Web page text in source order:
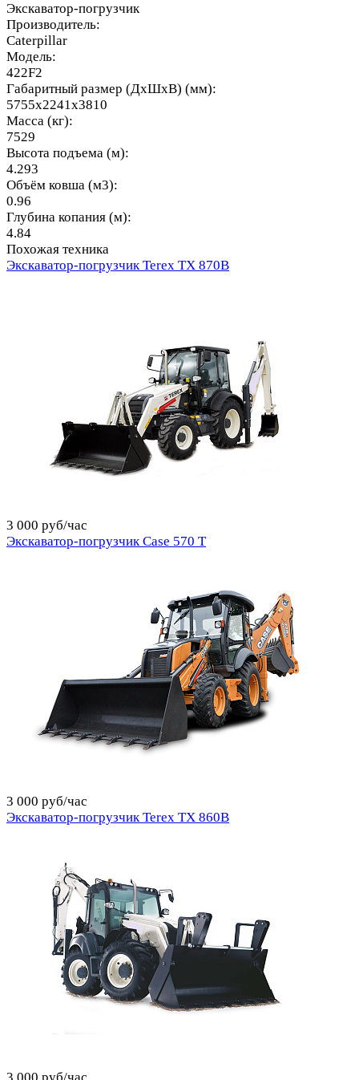
Экскаватор-погрузчик
Производитель:
Caterpillar
Модель:
422F2
Габаритный размер (ДхШхВ) (мм):
5755x2241x3810
Масса (кг):
7529
Высота подъема (м):
4.293
Объём ковша (м3):
0.96
Глубина копания (м):
4.84
Похожая техника
Экскаватор-погрузчик Terex TX 870B
3 000 руб/час
Экскаватор-погрузчик Case 570 T
3 000 руб/час
Экскаватор-погрузчик Terex TX 860B